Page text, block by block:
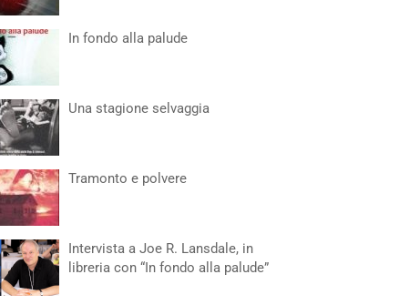
In fondo alla palude
Una stagione selvaggia
Tramonto e polvere
Intervista a Joe R. Lansdale, in
libreria con “In fondo alla palude”